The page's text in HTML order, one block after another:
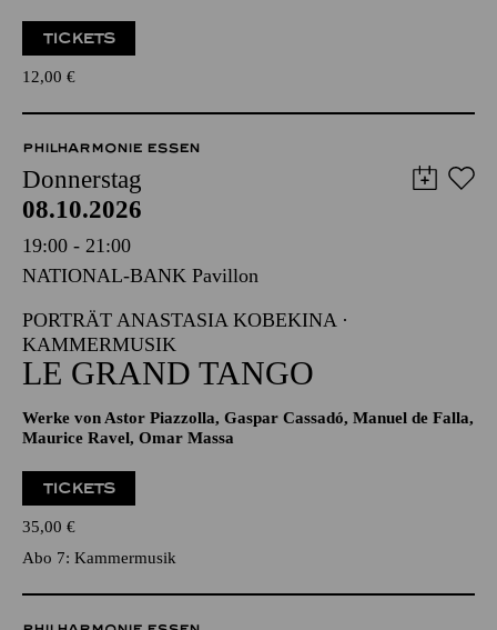
Ein Kinderstück von Heribert Feckler und Marie-Helen Joël
Empfohlen ab 3 Jahren
12,00€
PHILHARMONIE ESSEN
Donnerstag
08.10.2026
19:00 - 21:00
NATIONAL-BANK Pavillon
PORTRÄT ANASTASIA KOBEKINA ·
KAMMERMUSIK
LE GRAND TANGO
Werke von Astor Piazzolla, Gaspar Cassadó, Manuel de Falla,
Maurice Ravel, Omar Massa
TICKETS
35,00€
Abo 7: Kammermusik